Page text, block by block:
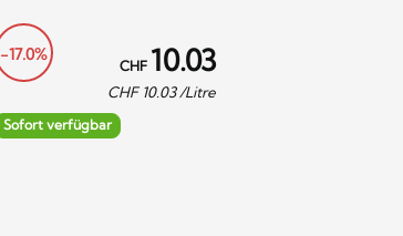
-17.0%
CHF 10.03
CHF 10.03/Litre
Sofort verfügbar